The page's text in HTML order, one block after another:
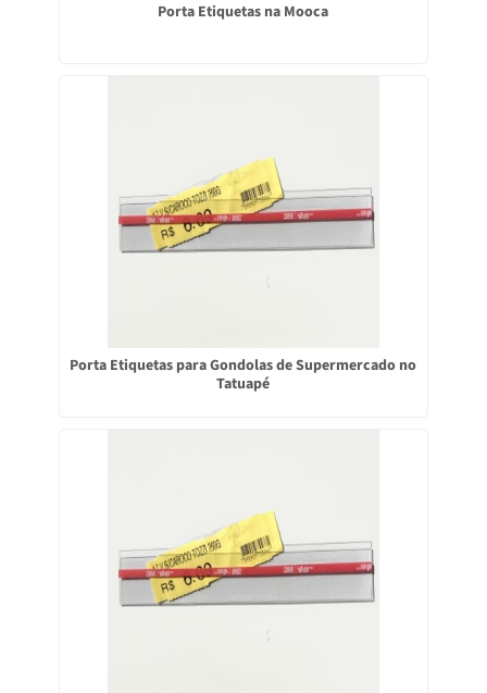
Porta Etiquetas na Mooca
Porta Etiquetas para Gondolas de Supermercado no
Tatuapé